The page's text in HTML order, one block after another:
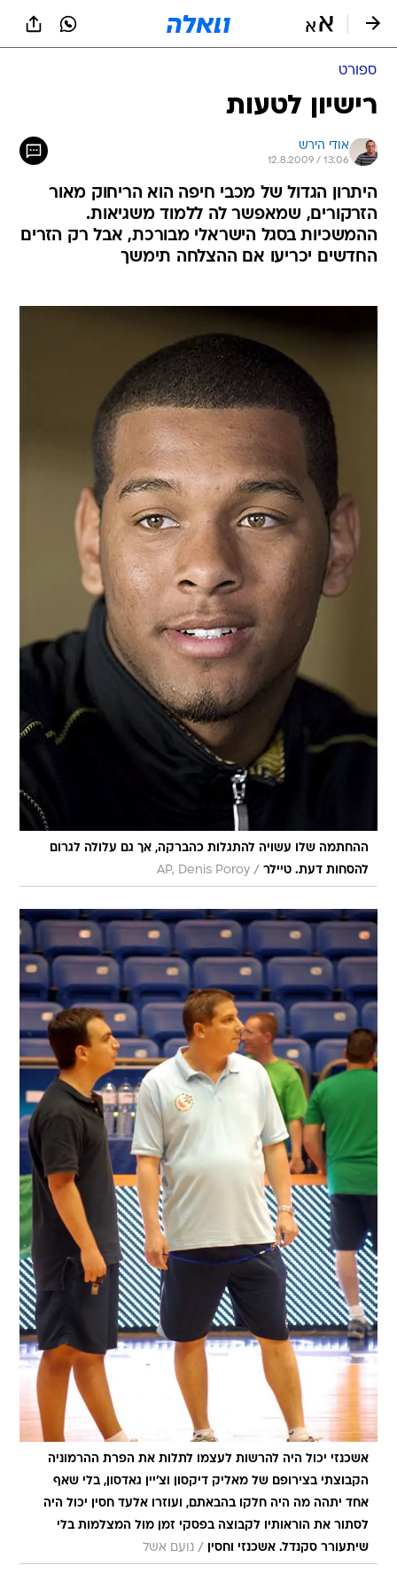
ספורט
רישיון לטעות
אודי הירש
12.8.2009 / 13:06
היתרון הגדול של מכבי חיפה הוא הריחוק מאור
הזרקורים, שמאפשר לה ללמוד משגיאות.
ההמשכיות בסגל הישראלי מבורכת, אבל רק הזרים
החדשים יכריעו אם ההצלחה תימשך
ההחתמה שלו עשויה להתגלות כהברקה, אך גם עלולה לגרום
להסחות דעת. טיילר /
AP, Denis Poroy
אשכנזי יכול היה להרשות לעצמו לתלות את הפרת ההרמוניה
הקבוצתי בצירופם של מאליק דיקסון וצ'יין גאדסון, בלי שאף
אחד יתהה מה היה חלקו בהבאתם, ועוזרו אלעד חסין יכול היה
לסתור את הוראותיו לקבוצה בפסקי זמן מול המצלמות בלי
שיתעורר סקנדל. אשכנזי וחסין
/ נועם אשל